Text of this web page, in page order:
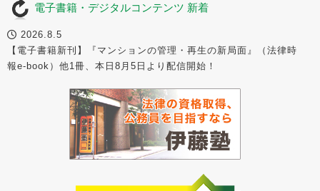
電子書籍・デジタルコンテンツ 新着
2026.8.5
【電子書籍新刊】『マンションの管理・再生の新局面』（法律時
報e-book）他1冊、本日8月5日より配信開始！